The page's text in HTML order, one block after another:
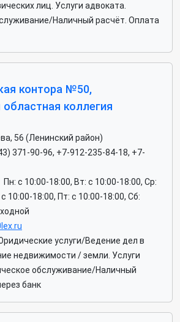
лиц. Услуги адвоката.
Наличный расчёт. Оплата
контора №50,
коллегия
56 (Ленинский район)
371-90-96, +7-912-235-84-18, +7-
Пн: c 10:00-18:00, Вт: c 10:00-18:00, Ср:
10:00-18:00, Пт: c 10:00-18:00, Сб:
услуги/Ведение дел в
недвижимости / земли. Услуги
обслуживание/Наличный
банк